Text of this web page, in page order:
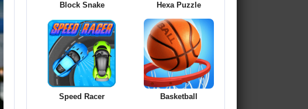
Block Snake Hexa Puzzle
Speed Racer Basketball